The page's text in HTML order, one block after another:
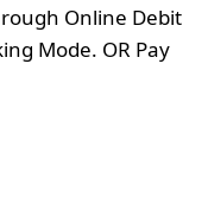
Online Debit
Mode. OR Pay